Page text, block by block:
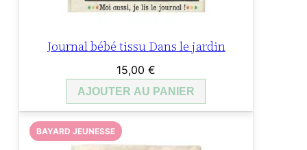
Journal bébé tissu Dans le jardin
15,00€
AJOUTER AU PANIER
BAYARD JEUNESSE